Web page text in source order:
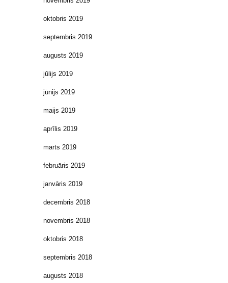
oktobris 2019
septembris 2019
augusts 2019
jūlijs 2019
jūnijs 2019
maijs 2019
aprīlis 2019
marts 2019
februāris 2019
janvāris 2019
decembris 2018
novembris 2018
oktobris 2018
septembris 2018
augusts 2018